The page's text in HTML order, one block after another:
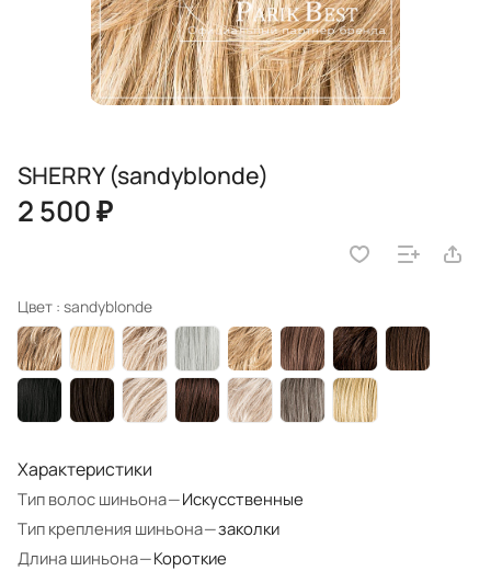
SHERRY (sandyblonde)
2 500 ₽
Цвет : sandyblonde
Характеристики
Тип волос шиньона—Искусственные
Тип крепления шиньона—заколки
Длина шиньона—Короткие